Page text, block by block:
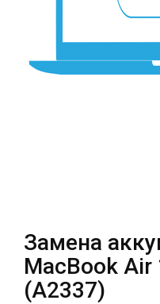
г. Киев, ТЦ LAKE PLAZA, ул.
Дарница
г. Киев, Комфорт Таун, ул.
Замена
MacBook Air
(A2337)